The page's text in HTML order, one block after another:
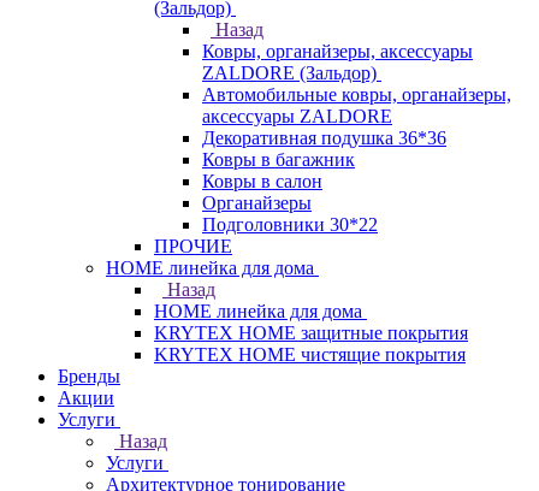
(Зальдор)
Назад
Ковры, органайзеры, аксессуары
ZALDORE (Зальдор)
Автомобильные ковры, органайзеры,
аксессуары ZALDORE
Декоративная подушка 36*36
Ковры в багажник
Ковры в салон
Органайзеры
Подголовники 30*22
ПРОЧИЕ
HOME линейка для дома
Назад
HOME линейка для дома
KRYTEX HOME защитные покрытия
KRYTEX HOME чистящие покрытия
Бренды
Акции
Услуги
Назад
Услуги
Архитектурное тонирование